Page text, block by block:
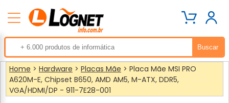
Home > Hardware > Placas Mãe > Placa Mãe MSI PRO
A620M-E, Chipset B650, AMD AM5, M-ATX, DDR5,
VGA/HDMI/DP - 911-7E28-001